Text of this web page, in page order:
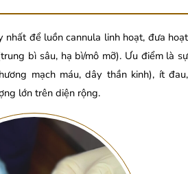
nhất để luồn cannula linh hoạt, đưa hoạt
bì sâu, hạ bì/mô mỡ). Ưu điểm là sự
mạch máu, dây thần kinh), ít đau,
lớn trên diện rộng.